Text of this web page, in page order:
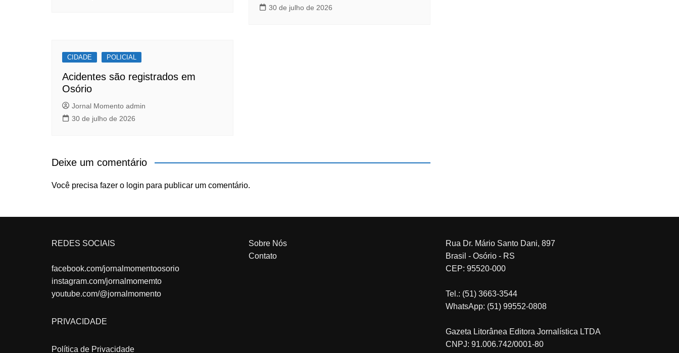
30 de julho de 2026
CIDADE POLICIAL
Acidentes são registrados em
Osório
Jornal Momento admin
30 de julho de 2026
Deixe um comentário
Você precisa fazer o login para publicar um comentário.
REDES SOCIAIS
facebook.com/jornalmomentoosorio
instagram.com/jornalmomemto
youtube.com/@jornalmomento
PRIVACIDADE
Política de Privacidade
Sobre Nós
Contato
Rua Dr. Mário Santo Dani, 897
Brasil - Osório - RS
CEP: 95520-000
Tel.: (51) 3663-3544
WhatsApp: (51) 99552-0808
Gazeta Litorânea Editora Jornalística LTDA
CNPJ: 91.006.742/0001-80